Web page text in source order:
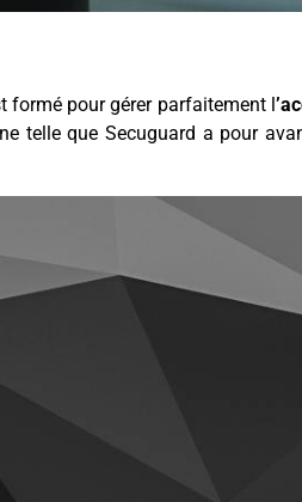
formé pour gérer parfaitement l
telle que Secuguard a pour